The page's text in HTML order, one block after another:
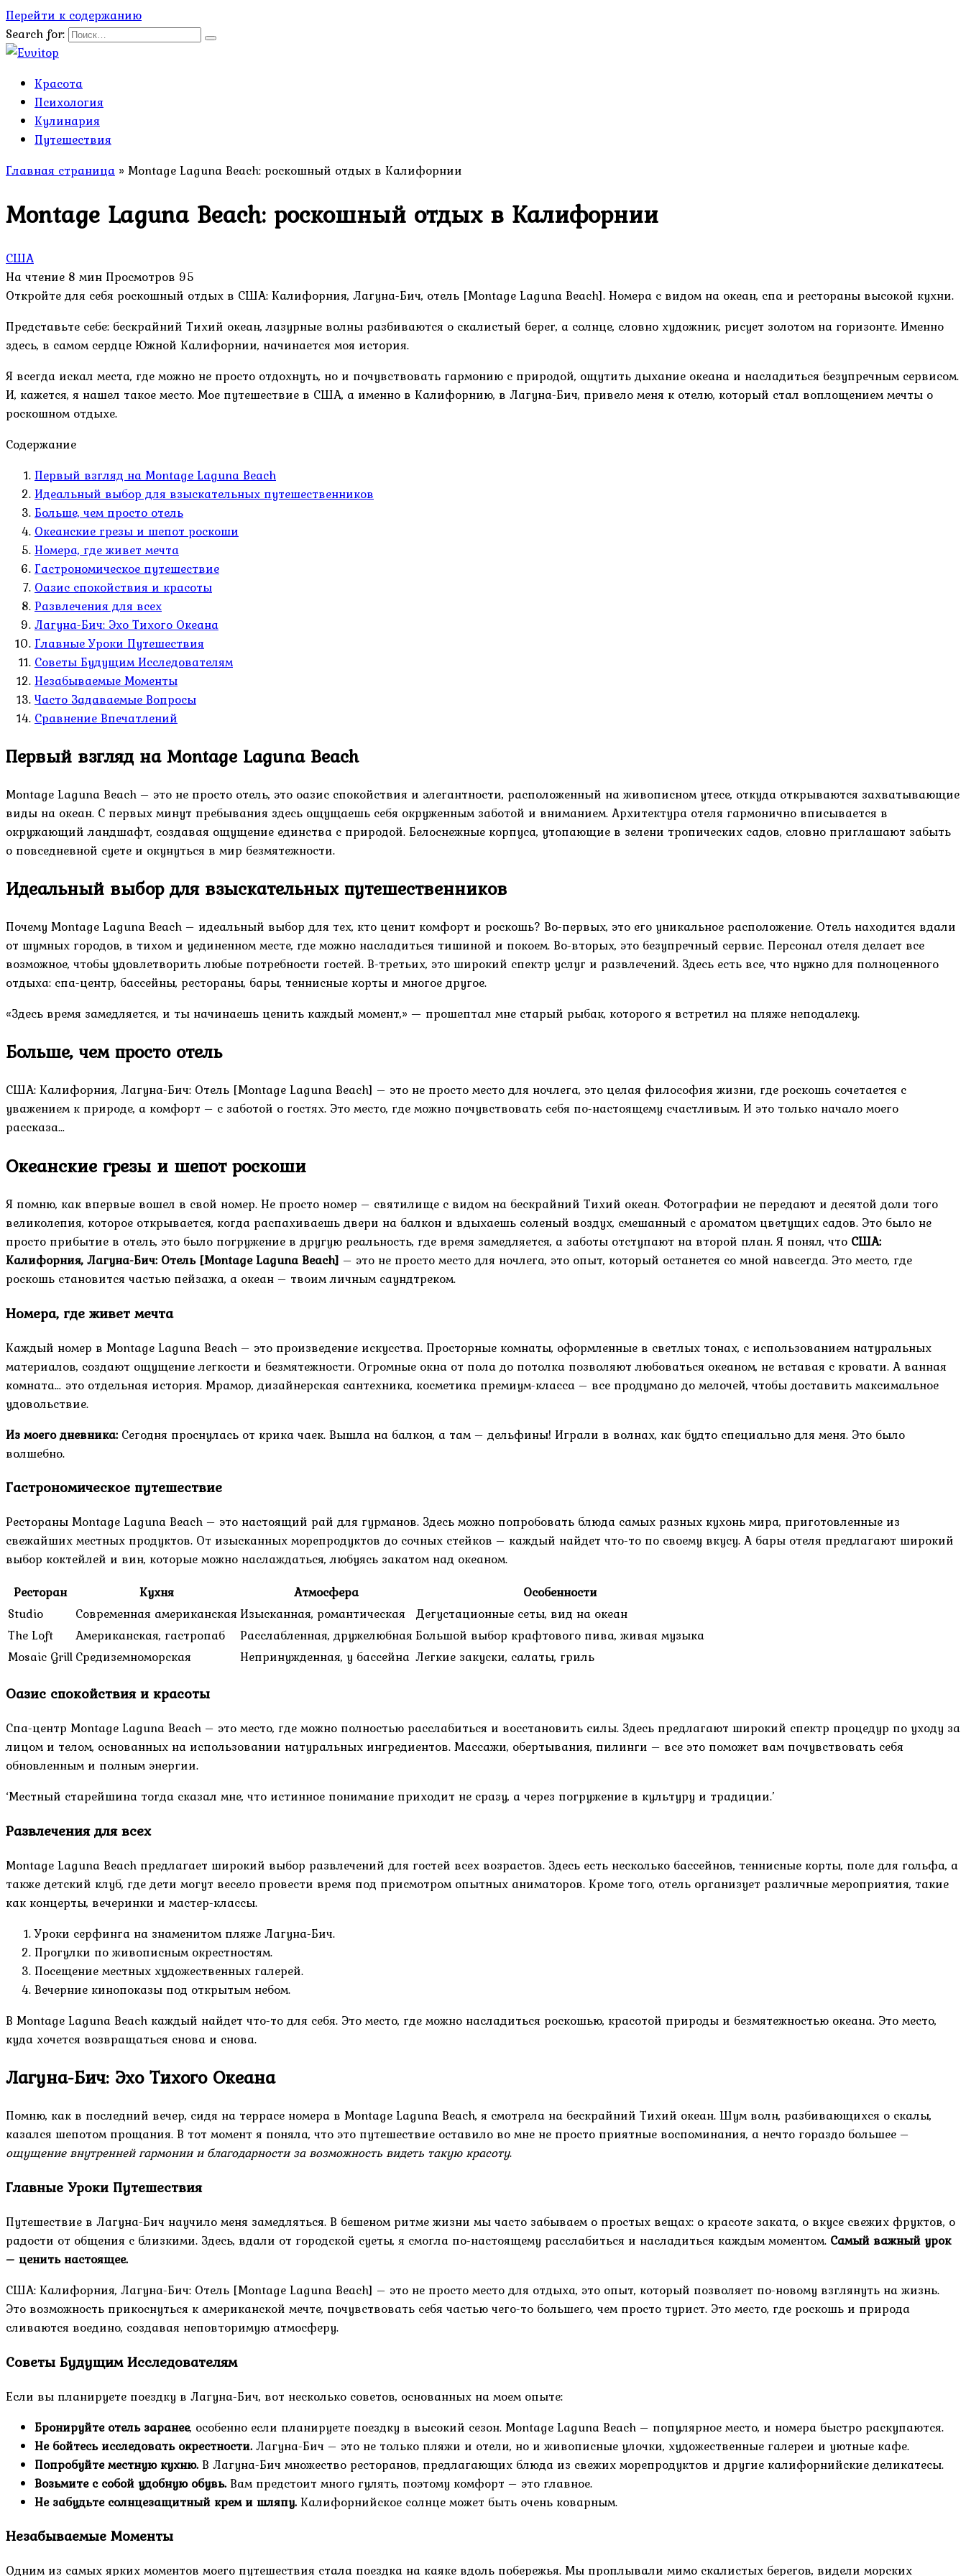
Перейти к содержанию
Search for:
Красота
Психология
Кулинария
Путешествия
Главная страница » Montage Laguna Beach: роскошный отдых в Калифорнии
Montage Laguna Beach: роскошный отдых в Калифорнии
США
На чтение 8 мин Просмотров 95
Откройте для себя роскошный отдых в США: Калифорния, Лагуна-Бич, отель [Montage Laguna Beach]. Номера с видом на океан, спа и рестораны высокой кухни.
Представьте себе: бескрайний Тихий океан, лазурные волны разбиваются о скалистый берег, а солнце, словно художник, рисует золотом на горизонте. Именно
здесь, в самом сердце Южной Калифорнии, начинается моя история.
Я всегда искал места, где можно не просто отдохнуть, но и почувствовать гармонию с природой, ощутить дыхание океана и насладиться безупречным сервисом.
И, кажется, я нашел такое место. Мое путешествие в США, а именно в Калифорнию, в Лагуна-Бич, привело меня к отелю, который стал воплощением мечты о
роскошном отдыхе.
Содержание
Первый взгляд на Montage Laguna Beach
Идеальный выбор для взыскательных путешественников
Больше, чем просто отель
Океанские грезы и шепот роскоши
Номера, где живет мечта
Гастрономическое путешествие
Оазис спокойствия и красоты
Развлечения для всех
Лагуна-Бич: Эхо Тихого Океана
Главные Уроки Путешествия
Советы Будущим Исследователям
Незабываемые Моменты
Часто Задаваемые Вопросы
Сравнение Впечатлений
Первый взгляд на Montage Laguna Beach
Montage Laguna Beach – это не просто отель, это оазис спокойствия и элегантности, расположенный на живописном утесе, откуда открываются захватывающие
виды на океан. С первых минут пребывания здесь ощущаешь себя окруженным заботой и вниманием. Архитектура отеля гармонично вписывается в
окружающий ландшафт, создавая ощущение единства с природой. Белоснежные корпуса, утопающие в зелени тропических садов, словно приглашают забыть
о повседневной суете и окунуться в мир безмятежности.
Идеальный выбор для взыскательных путешественников
Почему Montage Laguna Beach – идеальный выбор для тех, кто ценит комфорт и роскошь? Во-первых, это его уникальное расположение. Отель находится вдали
от шумных городов, в тихом и уединенном месте, где можно насладиться тишиной и покоем. Во-вторых, это безупречный сервис. Персонал отеля делает все
возможное, чтобы удовлетворить любые потребности гостей. В-третьих, это широкий спектр услуг и развлечений. Здесь есть все, что нужно для полноценного
отдыха: спа-центр, бассейны, рестораны, бары, теннисные корты и многое другое.
«Здесь время замедляется, и ты начинаешь ценить каждый момент,» — прошептал мне старый рыбак, которого я встретил на пляже неподалеку.
Больше, чем просто отель
США: Калифорния, Лагуна-Бич: Отель [Montage Laguna Beach] – это не просто место для ночлега, это целая философия жизни, где роскошь сочетается с
уважением к природе, а комфорт – с заботой о гостях. Это место, где можно почувствовать себя по-настоящему счастливым. И это только начало моего
рассказа…
Океанские грезы и шепот роскоши
Я помню, как впервые вошел в свой номер. Не просто номер – святилище с видом на бескрайний Тихий океан. Фотографии не передают и десятой доли того
великолепия, которое открывается, когда распахиваешь двери на балкон и вдыхаешь соленый воздух, смешанный с ароматом цветущих садов. Это было не
просто прибытие в отель, это было погружение в другую реальность, где время замедляется, а заботы отступают на второй план. Я понял, что США:
Калифорния, Лагуна-Бич: Отель [Montage Laguna Beach] – это не просто место для ночлега, это опыт, который останется со мной навсегда. Это место, где
роскошь становится частью пейзажа, а океан – твоим личным саундтреком.
Номера, где живет мечта
Каждый номер в Montage Laguna Beach – это произведение искусства. Просторные комнаты, оформленные в светлых тонах, с использованием натуральных
материалов, создают ощущение легкости и безмятежности. Огромные окна от пола до потолка позволяют любоваться океаном, не вставая с кровати. А ванная
комната… это отдельная история. Мрамор, дизайнерская сантехника, косметика премиум-класса – все продумано до мелочей, чтобы доставить максимальное
удовольствие.
Из моего дневника: Сегодня проснулась от крика чаек. Вышла на балкон, а там – дельфины! Играли в волнах, как будто специально для меня. Это было
волшебно.
Гастрономическое путешествие
Рестораны Montage Laguna Beach – это настоящий рай для гурманов. Здесь можно попробовать блюда самых разных кухонь мира, приготовленные из
свежайших местных продуктов. От изысканных морепродуктов до сочных стейков – каждый найдет что-то по своему вкусу. А бары отеля предлагают широкий
выбор коктейлей и вин, которые можно наслаждаться, любуясь закатом над океаном.
Ресторан
Кухня Атмосфера
Особенности
Studio
Современная американскаяИзысканная, романтическая Дегустационные сеты, вид на океан
The Loft
Американская, гастропаб Расслабленная, дружелюбнаяБольшой выбор крафтового пива, живая музыка
Mosaic GrillСредиземноморская Непринужденная, у бассейна Легкие закуски, салаты, гриль
Оазис спокойствия и красоты
Спа-центр Montage Laguna Beach – это место, где можно полностью расслабиться и восстановить силы. Здесь предлагают широкий спектр процедур по уходу за
лицом и телом, основанных на использовании натуральных ингредиентов. Массажи, обертывания, пилинги – все это поможет вам почувствовать себя
обновленным и полным энергии.
‘Местный старейшина тогда сказал мне, что истинное понимание приходит не сразу, а через погружение в культуру и традиции.’
Развлечения для всех
Montage Laguna Beach предлагает широкий выбор развлечений для гостей всех возрастов. Здесь есть несколько бассейнов, теннисные корты, поле для гольфа, а
также детский клуб, где дети могут весело провести время под присмотром опытных аниматоров. Кроме того, отель организует различные мероприятия, такие
как концерты, вечеринки и мастер-классы.
Уроки серфинга на знаменитом пляже Лагуна-Бич.
Прогулки по живописным окрестностям.
Посещение местных художественных галерей.
Вечерние кинопоказы под открытым небом.
В Montage Laguna Beach каждый найдет что-то для себя. Это место, где можно насладиться роскошью, красотой природы и безмятежностью океана. Это место,
куда хочется возвращаться снова и снова.
Лагуна-Бич: Эхо Тихого Океана
Помню, как в последний вечер, сидя на террасе номера в Montage Laguna Beach, я смотрела на бескрайний Тихий океан. Шум волн, разбивающихся о скалы,
казался шепотом прощания. В тот момент я поняла, что это путешествие оставило во мне не просто приятные воспоминания, а нечто гораздо большее –
ощущение внутренней гармонии и благодарности за возможность видеть такую красоту.
Главные Уроки Путешествия
Путешествие в Лагуна-Бич научило меня замедляться. В бешеном ритме жизни мы часто забываем о простых вещах: о красоте заката, о вкусе свежих фруктов, о
радости от общения с близкими. Здесь, вдали от городской суеты, я смогла по-настоящему расслабиться и насладиться каждым моментом. Самый важный урок
– ценить настоящее.
США: Калифорния, Лагуна-Бич: Отель [Montage Laguna Beach] – это не просто место для отдыха, это опыт, который позволяет по-новому взглянуть на жизнь.
Это возможность прикоснуться к американской мечте, почувствовать себя частью чего-то большего, чем просто турист. Это место, где роскошь и природа
сливаются воедино, создавая неповторимую атмосферу.
Советы Будущим Исследователям
Если вы планируете поездку в Лагуна-Бич, вот несколько советов, основанных на моем опыте:
Бронируйте отель заранее, особенно если планируете поездку в высокий сезон. Montage Laguna Beach – популярное место, и номера быстро раскупаются.
Не бойтесь исследовать окрестности.Лагуна-Бич – это не только пляжи и отели, но и живописные улочки, художественные галереи и уютные кафе.
Попробуйте местную кухню.В Лагуна-Бич множество ресторанов, предлагающих блюда из свежих морепродуктов и другие калифорнийские деликатесы.
Возьмите с собой удобную обувь.Вам предстоит много гулять, поэтому комфорт – это главное.
Не забудьте солнцезащитный крем и шляпу.Калифорнийское солнце может быть очень коварным.
Незабываемые Моменты
Одним из самых ярких моментов моего путешествия стала поездка на каяке вдоль побережья. Мы проплывали мимо скалистых берегов, видели морских